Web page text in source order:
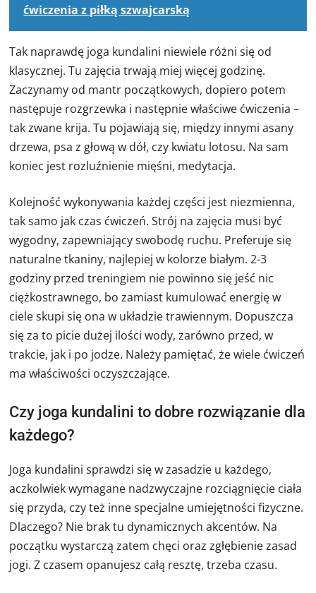
ćwiczenia z piłką szwajcarską
Tak naprawdę joga kundalini niewiele różni się od
klasycznej. Tu zajęcia trwają miej więcej godzinę.
Zaczynamy od mantr początkowych, dopiero potem
następuje rozgrzewka i następnie właściwe ćwiczenia –
tak zwane krija. Tu pojawiają się, między innymi asany
drzewa, psa z głową w dół, czy kwiatu lotosu. Na sam
koniec jest rozluźnienie mięśni, medytacja.
Kolejność wykonywania każdej części jest niezmienna,
tak samo jak czas ćwiczeń. Strój na zajęcia musi być
wygodny, zapewniający swobodę ruchu. Preferuje się
naturalne tkaniny, najlepiej w kolorze białym. 2-3
godziny przed treningiem nie powinno się jeść nic
ciężkostrawnego, bo zamiast kumulować energię w
ciele skupi się ona w układzie trawiennym. Dopuszcza
się za to picie dużej ilości wody, zarówno przed, w
trakcie, jak i po jodze. Należy pamiętać, że wiele ćwiczeń
ma właściwości oczyszczające.
Czy joga kundalini to dobre rozwiązanie dla
każdego?
Joga kundalini sprawdzi się w zasadzie u każdego,
aczkolwiek wymagane nadzwyczajne rozciągnięcie ciała
się przyda, czy też inne specjalne umiejętności fizyczne.
Dlaczego? Nie brak tu dynamicznych akcentów. Na
początku wystarczą zatem chęci oraz zgłębienie zasad
jogi. Z czasem opanujesz całą resztę, trzeba czasu.